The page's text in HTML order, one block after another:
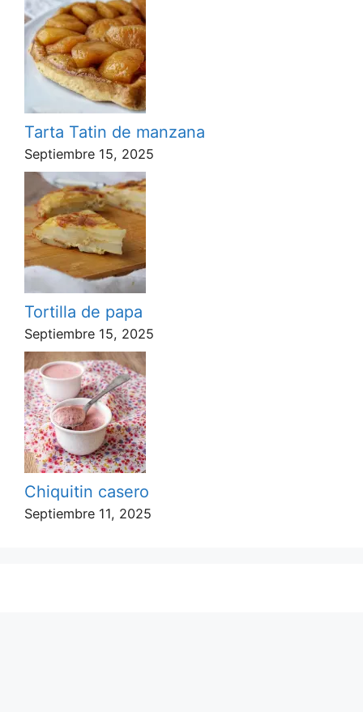
Tarta Tatin de manzana
Septiembre 15, 2025
Tortilla de papa
Septiembre 15, 2025
Chiquitin casero
Septiembre 11, 2025